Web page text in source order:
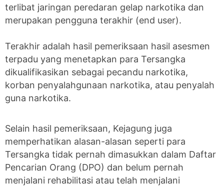
terlibat jaringan peredaran gelap narkotika dan
merupakan pengguna terakhir (end user).
Terakhir adalah hasil pemeriksaan hasil asesmen
terpadu yang menetapkan para Tersangka
dikualifikasikan sebagai pecandu narkotika,
korban penyalahgunaan narkotika, atau penyalah
guna narkotika.
Selain hasil pemeriksaan, Kejagung juga
memperhatikan alasan-alasan seperti para
Tersangka tidak pernah dimasukkan dalam Daftar
Pencarian Orang (DPO) dan belum pernah
menjalani rehabilitasi atau telah menjalani